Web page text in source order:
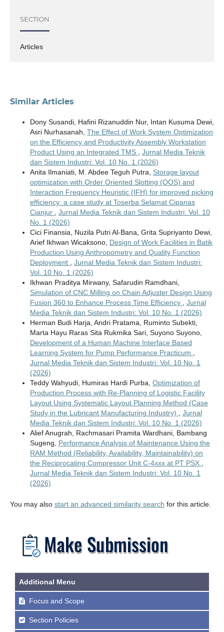
SECTION
Articles
Similar Articles
Dony Susandi, Hafini Rizanuddin Nur, Intan Kusuma Dewi,
Asri Nurhasanah, The Effect of Work System Optimization
on the Efficiency and Productivity Assembly Workstation
Product Using an Integrated TMS
Jurnal Media Teknik
dan Sistem Industri: Vol. 10 No. 1 (2026)
Anita Ilmaniati, M. Abdee Teguh Putra, Storage layout
optimization with Order Oriented Slotting (OOS) and
Interaction Frequency Heuristic (IFH) for improved picking
efficiency: a case study at Toserba Selamat Cipanas
Cianjur
Jurnal Media Teknik dan Sistem Industri: Vol. 10
No. 1 (2026)
Cici Finansia, Nuzila Putri Al-Bana, Grita Supriyanto Dewi,
Arief Ikhwan Wicaksono, Design of Work Facilities in Batik
Production Using Anthropometry and Quality Function
Deployment
Jurnal Media Teknik dan Sistem Industri:
Vol. 10 No. 1 (2026)
Ikhwan Praditya Mirwany, Safarudin Ramdhani,
Simulation of CNC Milling on Chain Adjuster Design Using
Fusion 360 to Enhance Process Time Efficiency
Jurnal
Media Teknik dan Sistem Industri: Vol. 10 No. 1 (2026)
Herman Budi Harja, Andri Pratama, Ruminto Subekti,
Marta Hayu Raras Sita Rukmika Sari, Suyono Suyono,
Development of a Human Machine Interface Based
Learning System for Pump Performance Practicum
Jurnal Media Teknik dan Sistem Industri: Vol. 10 No. 1
(2026)
Teddy Wahyudi, Humiras Hardi Purba, Optimization of
Production Process with Re-Planning of Logistic Facility
Layout Using Systematic Layout Planning Method (Case
Study in the Lubricant Manufacturing Industry)
Jurnal
Media Teknik dan Sistem Industri: Vol. 10 No. 1 (2026)
Alief Anugrah, Rachmasari Pramita Wardhani, Bambang
Sugeng, Performance Analysis of Maintenance Using the
RAM Method (Reliability, Availability, Maintainability) on
the Reciprocating Compressor Unit C-4xxx at PT PSX
Jurnal Media Teknik dan Sistem Industri: Vol. 10 No. 1
(2026)
You may also start an advanced similarity search for this article.
Additional Menu
Focus and Scope
Section Policies